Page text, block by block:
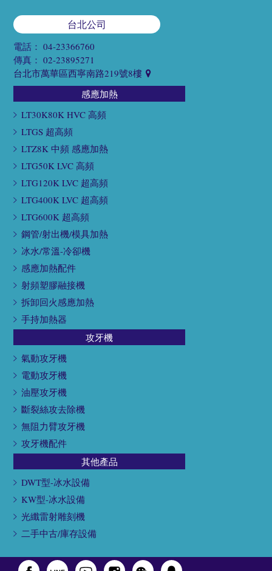
台北公司
電話：04-23366760
傳真：02-23895271
台北市萬華區西寧南路219號8樓
感應加熱
LT30K80K HVC 高頻
LTGS 超高頻
LTZ8K 中頻 感應加熱
LTG50K LVC 高頻
LTG120K LVC 超高頻
LTG400K LVC 超高頻
LTG600K 超高頻
鋼管/射出機/模具加熱
冰水/常溫-冷卻機
感應加熱配件
射頻塑膠融接機
拆卸回火感應加熱
手持加熱器
攻牙機
氣動攻牙機
電動攻牙機
油壓攻牙機
斷裂絲攻去除機
無阻力臂攻牙機
攻牙機配件
其他產品
DWT型-冰水設備
KW型-冰水設備
光纖雷射雕刻機
二手中古/庫存設備